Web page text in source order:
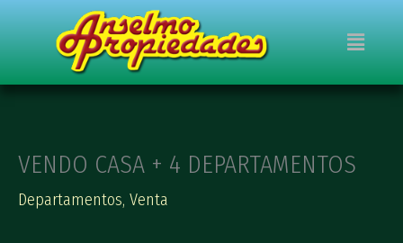
Menú
VENDO CASA + 4 DEPARTAMENTOS
Departamentos, Venta